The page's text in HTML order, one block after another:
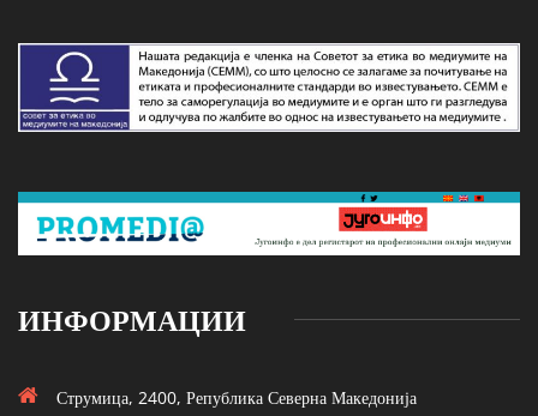
ИНФОРМАЦИИ
Струмица, 2400, Република Северна Македонија